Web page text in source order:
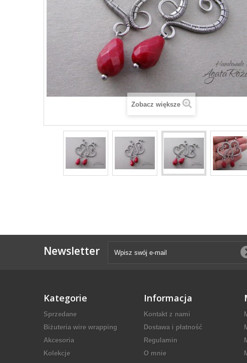
Zobacz większe
Newsletter
Kategorie
Sprzedane
Biżuteria wire wrapping
Akcesoria
Kolekcje
Informacja
Kontakt z nami
Dostawa i płatność
Regulamin
O mnie